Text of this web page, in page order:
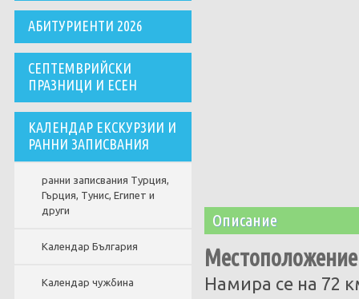
АБИТУРИЕНТИ 2026
СЕПТЕМВРИЙСКИ
ПРАЗНИЦИ И ЕСЕН
КАЛЕНДАР ЕКСКУРЗИИ И
РАННИ ЗАПИСВАНИЯ
ранни записвания Турция,
Гърция, Тунис, Египет и
други
Календар България
Календар чужбина
Описание
Намира се на 72